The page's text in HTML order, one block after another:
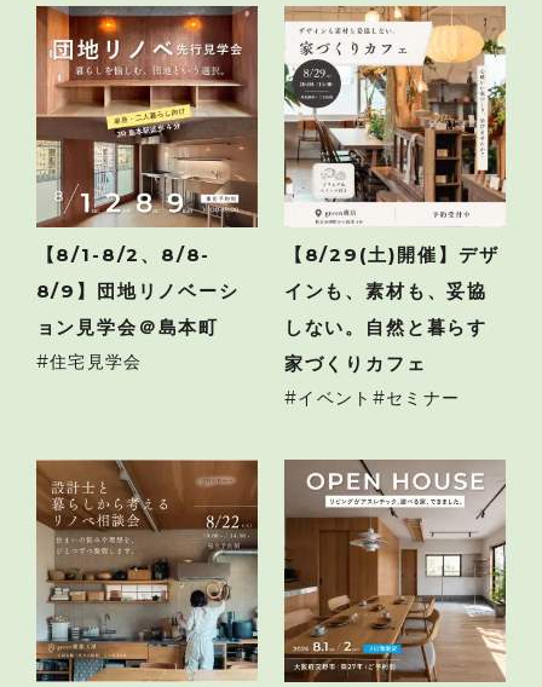
【8/1-8/2、8/8-
8/9】団地リノベーシ
ョン見学会＠島本町
住宅見学会
【8/29(土)開催】デザ
インも、素材も、妥協
しない。自然と暮らす
家づくりカフェ
イベント セミナー